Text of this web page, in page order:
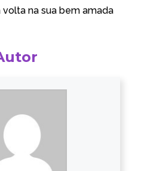
volta na sua bem amada